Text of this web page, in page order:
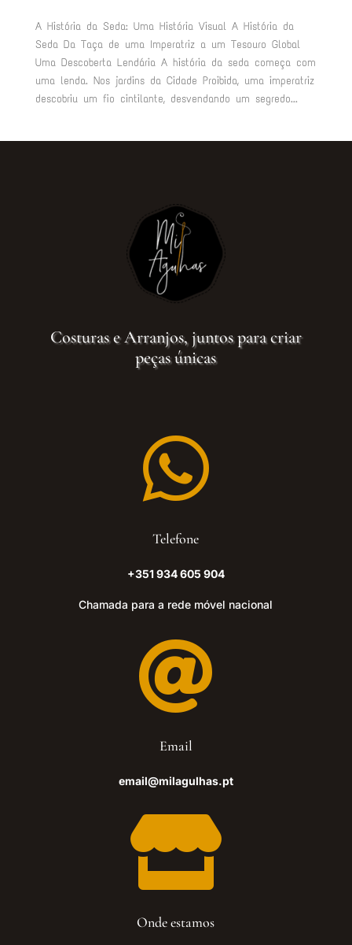
A História da Seda: Uma História Visual A História da
Seda Da Taça de uma Imperatriz a um Tesouro Global
Uma Descoberta Lendária A história da seda começa com
uma lenda. Nos jardins da Cidade Proibida, uma imperatriz
descobriu um fio cintilante, desvendando um segredo...
Costuras e Arranjos, juntos para criar
peças únicas

Telefone
+351 934 605 904
Chamada para a rede móvel nacional

Email
email@milagulhas.pt

Onde estamos